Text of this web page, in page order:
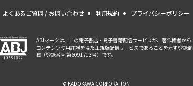
よくあるご質問 / お問い合わせ 利用規約 プライバシーポリシー
ABJマークは、この電子書店・電子書籍配信サービスが、著作権者から
コンテンツ使用許諾を得た正規版配信サービスであることを示す登録商
標（登録番号 第6091713号）です。
© KADOKAWA CORPORATION